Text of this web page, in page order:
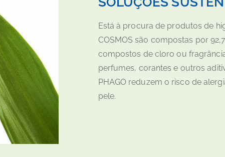
Está à procura de produtos de
COSMOS são compostas por
compostos de cloro ou
perfumes, corantes e outros
PHAGO reduzem o risco de
pele.